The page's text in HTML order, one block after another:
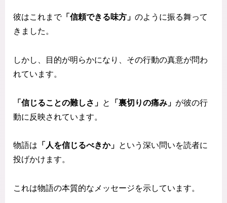
彼はこれまで「信頼できる味方」 のように振る舞って
きました。
しかし、目的が明らかになり、その行動の真意が問わ
れています。
「信じることの難しさ」 と 「裏切りの痛み」 が彼の行
動に反映されています。
物語は 「人を信じるべきか」 という深い問いを読者に
投げかけます。
これは物語の本質的なメッセージを示しています。